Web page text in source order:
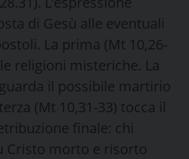
di Gesù alle eventuali
La prima (Mt 10,26-
religioni misteriche. La
il possibile martirio
(Mt 10,31-33) tocca il
finale: chi
Cristo morto e risorto